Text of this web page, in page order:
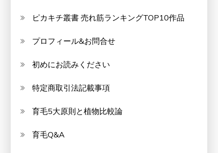
ピカキチ叢書 売れ筋ランキングTOP10作品
プロフィール&お問合せ
初めにお読みください
特定商取引法記載事項
育毛5大原則と植物比較論
育毛Q&A